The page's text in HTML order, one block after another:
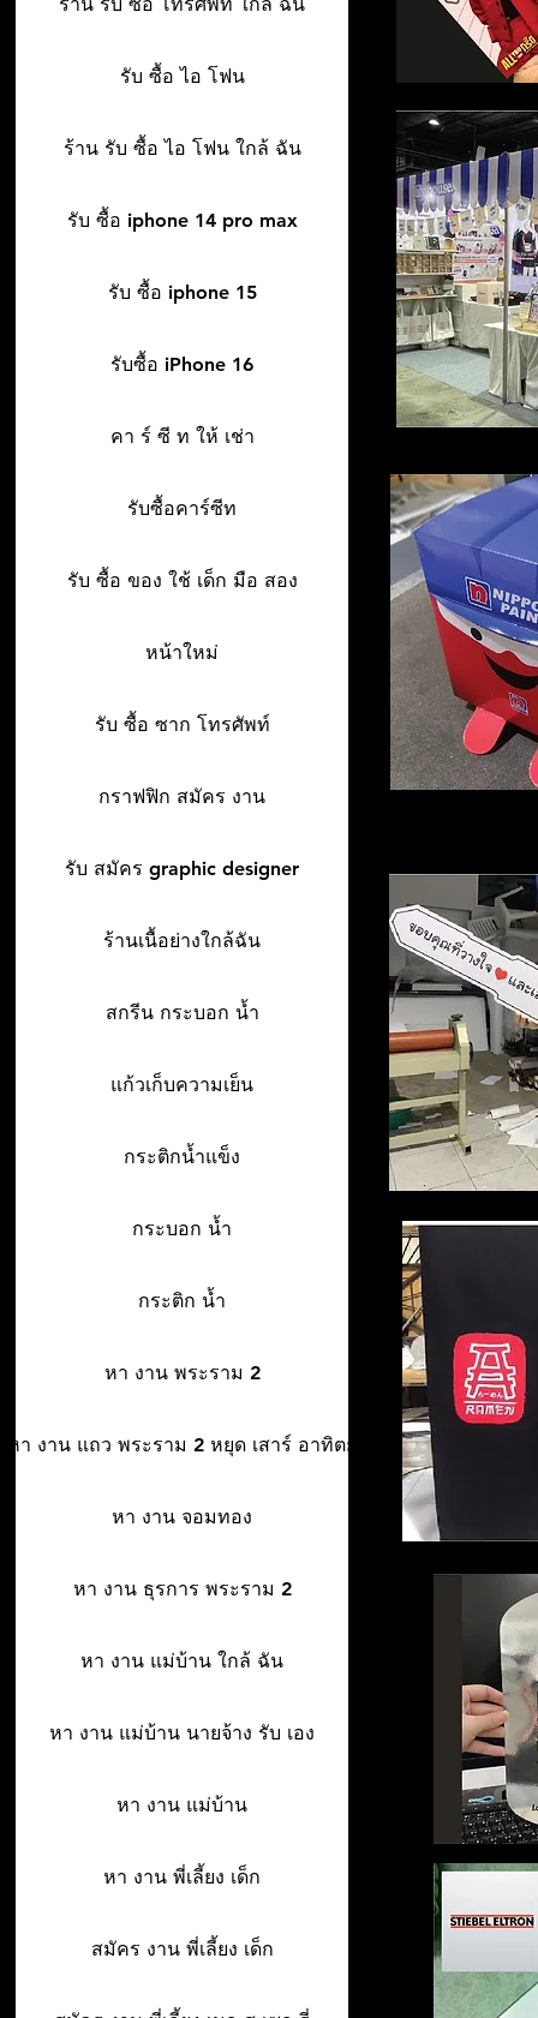
รับ ซื้อ ไอ โฟน
ร้าน รับ ซื้อ ไอ โฟน ใกล้ ฉัน
รับ ซื้อ iphone 14 pro max
รับ ซื้อ iphone 15
รับซื้อ iPhone 16
คา ร์ ซี ท ให้ เช่า
รับซื้อคาร์ซีท
รับ ซื้อ ของ ใช้ เด็ก มือ สอง
หน้าใหม่
รับ ซื้อ ซาก โทรศัพท์
กราฟฟิก สมัคร งาน
รับ สมัคร graphic designer
ร้านเนื้อย่างใกล้ฉัน
สกรีน กระบอก น้ำ
แก้วเก็บความเย็น
กระติกน้ำแข็ง
กระบอก น้ำ
กระติก น้ำ
หา งาน พระราม 2
หา งาน แถว พระราม 2 หยุด เสาร์ อาทิตย์
หา งาน จอมทอง
หา งาน ธุรการ พระราม 2
หา งาน แม่บ้าน ใกล้ ฉัน
หา งาน แม่บ้าน นายจ้าง รับ เอง
หา งาน แม่บ้าน
หา งาน พี่เลี้ยง เด็ก
สมัคร งาน พี่เลี้ยง เด็ก